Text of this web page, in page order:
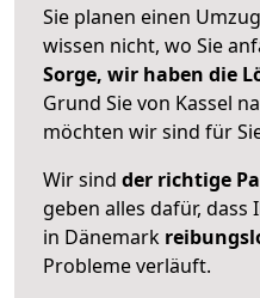
Sie planen einen
wissen nicht, wo Sie
Sorge, wir haben die
Grund Sie von Kassel
möchten wir sind für
Wir sind der richtige
geben alles dafür,
in Dänemark
Probleme verläuft.